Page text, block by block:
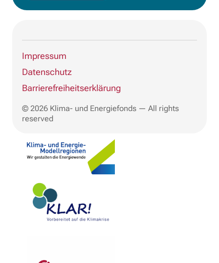
Impressum
Datenschutz
Barrierefreiheitserklärung
© 2026 Klima- und Energiefonds — All rights
reserved